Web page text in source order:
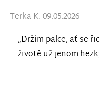
Terka K. 09.05.2026
„Držím palce, ať se
životě už jenom